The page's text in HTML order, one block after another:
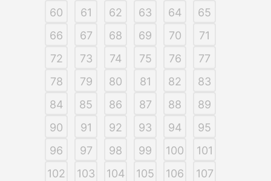
60
61 62 63 64
65
66
67 68 69 70
71
72
73 74 75 76
77
78
79 80 81 82
83
84
85 86 87 88
89
90
91 92 93 94
95
96
97 98 99 100
101
102
103 104 105 106
107